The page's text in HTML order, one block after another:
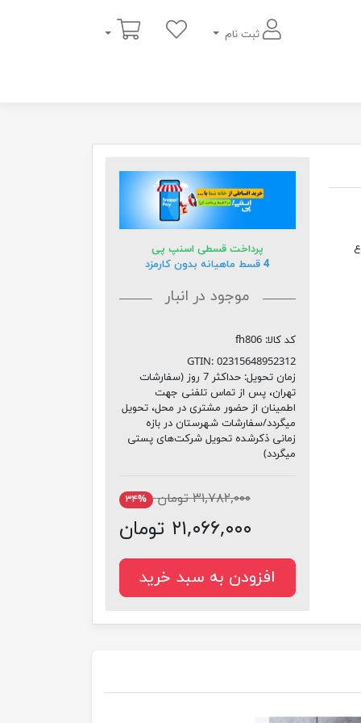
ثبت نام
سبد خرید
پرداخت قسطی اسنپ پی
4 قسط ماهیانه بدون کارمزد
موجود در انبار
کد کالا: fh806
GTIN: 02315648952312
زمان تحویل:
حداکثر 7 روز (سفارشات
تهران، پس از تماس تلفنی جهت
اطمینان از حضور مشتری در محل، تحویل
میگردد/سفارشات شهرستان در بازه
زمانی ذکرشده تحویل شرکت‌های پستی
میگردد)
۳۱,۷۸۲,۰۰۰ تومان ۳۴%
۲۱,۰۶۶,۰۰۰ تومان
افزودن به سبد خرید